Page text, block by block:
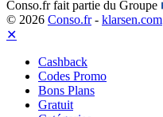
Conso.fr fait partie du Groupe
© 2026 Conso.fr- klarsen.com
✕
Cashback
Codes Promo
Bons Plans
Gratuit